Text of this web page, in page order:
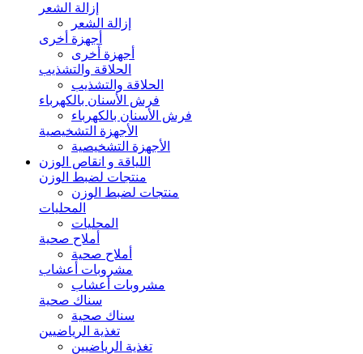
إزالة الشعر
إزالة الشعر
أجهزة أخرى
أجهزة أخرى
الحلاقة والتشذيب
الحلاقة والتشذيب
فرش الأسنان بالكهرباء
فرش الأسنان بالكهرباء
الأجهزة التشخيصية
الأجهزة التشخيصية
اللياقة و انقاص الوزن
منتجات لضبط الوزن
منتجات لضبط الوزن
المحليات
المحليات
أملاح صحية
أملاح صحية
مشروبات أعشاب
مشروبات أعشاب
سناك صحية
سناك صحية
تغذية الرياضيين
تغذية الرياضيين